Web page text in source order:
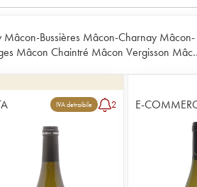
Bussières Mâcon-Charnay Mâcon-
Mâcon Chaintré Mâcon Vergisson
IVA detraibile 2 E-